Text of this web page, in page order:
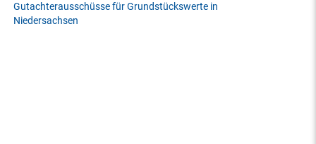
Gutachterausschüsse für Grundstückswerte in
Niedersachsen